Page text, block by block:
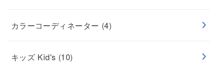
カラーコーディネーター (4)
キッズ Kid's (10)